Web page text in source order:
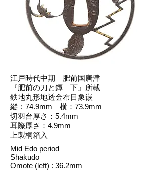
江戸時代中期 肥前国唐津
『肥前の刀と鐔 下』所載
鉄地丸形地透金布目象嵌
縦：74.9mm 横：73.9mm
切羽台厚さ：5.4mm
耳際厚さ：4.9mm
上製桐箱入
Mid Edo period
Shakudo
Omote (left) : 36.2mm